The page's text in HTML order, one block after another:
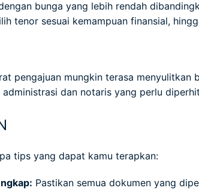
bunga yang lebih rendah
tenor sesuai kemampuan finansial,
pengajuan mungkin terasa menyulitkan
dan notaris yang perlu
tips yang dapat kamu terapkan:
Pastikan semua dokumen yang